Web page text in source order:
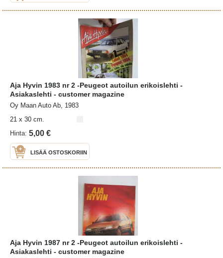
Aja Hyvin 1983 nr 2 -Peugeot autoilun erikoislehti -
Asiakaslehti - customer magazine
Oy Maan Auto Ab, 1983
21 x 30 cm.
Hinta: 5,00 €
LISÄÄ OSTOSKORIIN
Aja Hyvin 1987 nr 2 -Peugeot autoilun erikoislehti -
Asiakaslehti - customer magazine